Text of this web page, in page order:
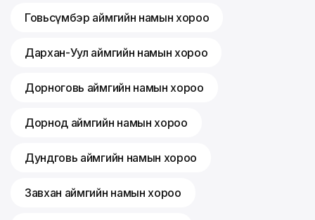
Говьсүмбэр аймгийн намын хороо
Дархан-Уул аймгийн намын хороо
Дорноговь аймгийн намын хороо
Дорнод аймгийн намын хороо
Дундговь аймгийн намын хороо
Завхан аймгийн намын хороо